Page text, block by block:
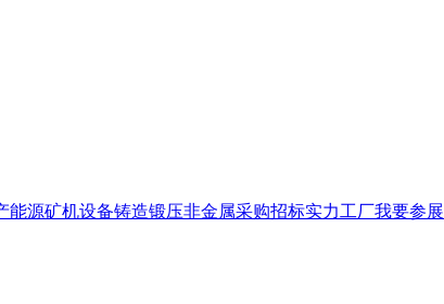
能源矿机设备铸造锻压非金属采购招标实力工厂我要参展